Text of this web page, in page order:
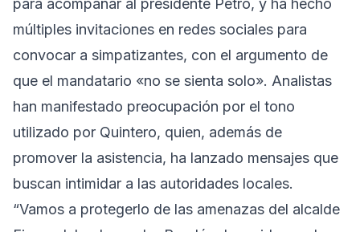
para acompañar al presidente Petro, y ha hecho
múltiples invitaciones en redes sociales para
convocar a simpatizantes, con el argumento de
que el mandatario «no se sienta solo». Analistas
han manifestado preocupación por el tono
utilizado por Quintero, quien, además de
promover la asistencia, ha lanzado mensajes que
buscan intimidar a las autoridades locales.
“Vamos a protegerlo de las amenazas del alcalde